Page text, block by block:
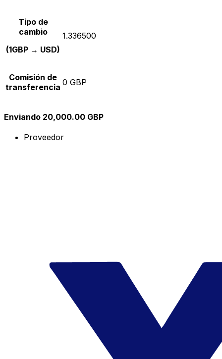
Tipo de
cambio
(1GBP → USD)
1.336500
Comisión de
transferencia 0 GBP
Enviando 20,000.00 GBP
Proveedor